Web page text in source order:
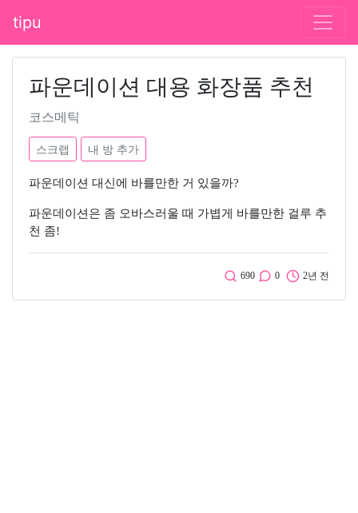
tipu
파운데이션 대용 화장품 추천
코스메틱
스크랩 내 방 추가
파운데이션 대신에 바를만한 거 있을까?
파운데이션은 좀 오바스러울 때 가볍게 바를만한 걸루 추
천 좀!
690 0 2년 전